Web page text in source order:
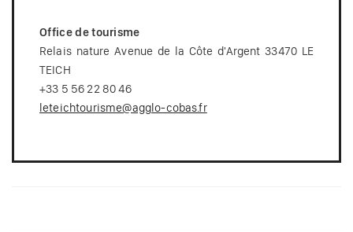
Office de tourisme
Relais nature Avenue de la Côte d'Argent 33470 LE
TEICH
+33 5 56 22 80 46
leteichtourisme@agglo-cobas.fr